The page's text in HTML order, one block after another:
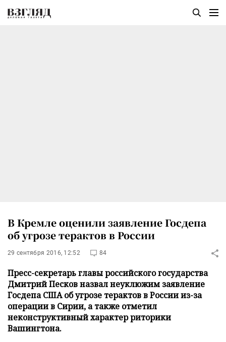
В Кремле оценили заявление Госдепа
об угрозе терактов в России
29 сентября 2016, 12:52 84
Пресс-секретарь главы российского государства
Дмитрий Песков назвал неуклюжим заявление
Госдепа США об угрозе терактов в России из-за
операции в Сирии, а также отметил
неконструктивный характер риторики
Вашингтона.